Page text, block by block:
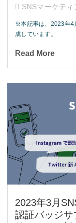
SNSマーケティ
※本記事は、2023年4
成しています。
Read More
2023年3月
認証バッジサ